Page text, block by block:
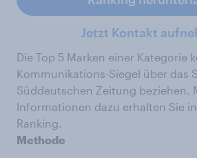
Jetzt Kontakt
Die Top 5 Marken einer Kategorie
Kommunikations-Siegel über das
Süddeutschen Zeitung beziehen.
Informationen dazu erhalten Sie
Ranking.
Methode